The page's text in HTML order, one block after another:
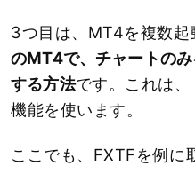
3つ目は、MT4を複数起
のMT4で、チャートの
する方法です。これは
機能を使います。
ここでも、FXTFを例に